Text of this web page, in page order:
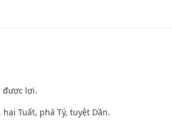
được lợi.
Tuất, phá Tý, tuyệt Dần.